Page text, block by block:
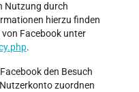
Nutzung durch
hierzu finden
Facebook unter
.
den Besuch
zuordnen